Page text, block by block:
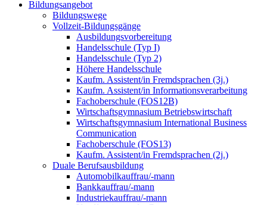
Bildungsangebot
Bildungswege
Vollzeit-Bildungsgänge
Ausbildungsvorbereitung
Handelsschule (Typ I)
Handelsschule (Typ 2)
Höhere Handelsschule
Kaufm. Assistent/in­ Fremdsprachen (3j.)
Kaufm. Assistent/in Informationsverarbeitung
Fachoberschule (FOS12B)
Wirtschaftsgymnasium Betriebswirtschaft
Wirtschaftsgymnasium International Business
Communication
Fachoberschule (FOS13)
Kaufm. Assistent/in Fremdsprachen (2j.)
Duale Berufsausbildung
Automobilkauffrau/-mann
Bankkauffrau/-mann
Industriekauffrau/-mann